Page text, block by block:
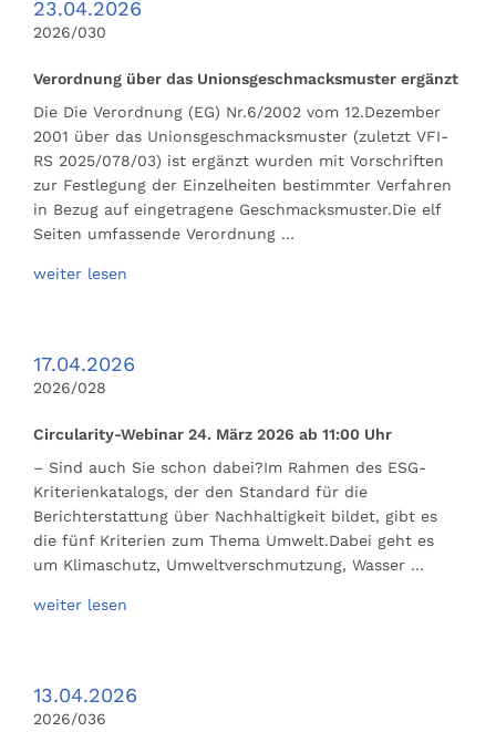
23.04.2026
2026/030
Verordnung über das Unionsgeschmacksmuster ergänzt
Die Die Verordnung (EG) Nr.6/2002 vom 12.Dezember
2001 über das Unionsgeschmacksmuster (zuletzt VFI-
RS 2025/078/03) ist ergänzt wurden mit Vorschriften
zur Festlegung der Einzelheiten bestimmter Verfahren
in Bezug auf eingetragene Geschmacksmuster.Die elf
Seiten umfassende Verordnung …
weiter lesen
17.04.2026
2026/028
Circularity-Webinar 24. März 2026 ab 11:00 Uhr
– Sind auch Sie schon dabei?Im Rahmen des ESG-
Kriterienkatalogs, der den Standard für die
Berichterstattung über Nachhaltigkeit bildet, gibt es
die fünf Kriterien zum Thema Umwelt.Dabei geht es
um Klimaschutz, Umweltverschmutzung, Wasser …
weiter lesen
13.04.2026
2026/036